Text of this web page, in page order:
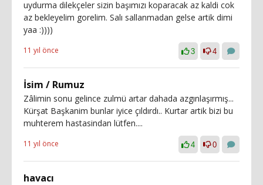
uydurma dilekçeler sizin başımızı koparacak az kaldi cok
az bekleyelim gorelim. Salı sallanmadan gelse artik dimi
yaa :))))
11 yıl önce 3 4
İsim / Rumuz
Zâlimin sonu gelince zulmü artar dahada azgınlaşırmış...
Kürşat Başkanim bunlar iyice çıldırdı.. Kurtar artik bizi bu
muhterem hastasindan lütfen....
11 yıl önce 4 0
havacı